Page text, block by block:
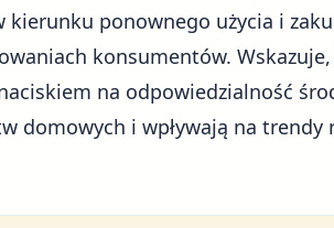
kierunku ponownego użycia i
konsumentów.
na odpowiedzialność
domowych i wpływają na trendy